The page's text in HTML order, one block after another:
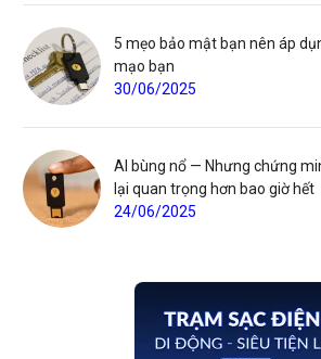
5 mẹo bảo mật bạn nên áp
mạo bạn
30/06/2025
AI bùng nổ — Nhưng chứng
lại quan trọng hơn bao giờ hết
24/06/2025